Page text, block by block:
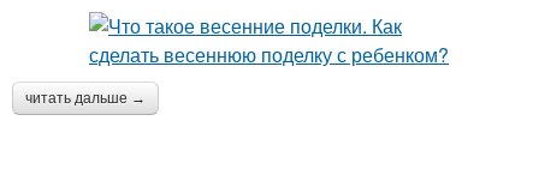
читать дальше →